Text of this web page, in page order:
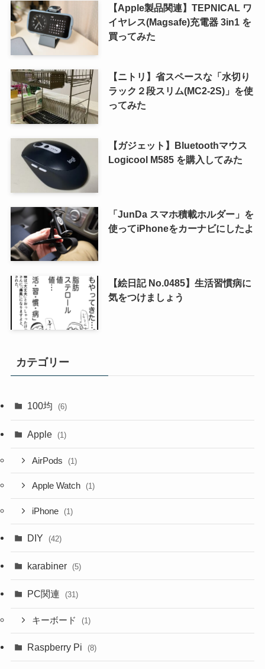
【Apple製品関連】TEPNICAL ワ
イヤレス(Magsafe)充電器 3in1 を
買ってみた
【ニトリ】省スペースな「水切り
ラック２段スリム(MC2-2S)」を使
ってみた
【ガジェット】Bluetoothマウス
Logicool M585 を購入してみた
「JunDa スマホ積載ホルダー」を
使ってiPhoneをカーナビにしたよ
【絵日記 No.0485】生活習慣病に
気をつけましょう
カテゴリー
100均 (6)
Apple (1)
AirPods (1)
Apple Watch (1)
iPhone (1)
DIY (42)
karabiner (5)
PC関連 (31)
キーボード (1)
Raspberry Pi (8)